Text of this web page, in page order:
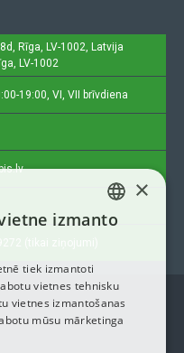
Rīga, LV-1002, Latvija
LV-1002
19:00, VI, VII brīvdiena
(tikai ziņojumi)
LATVIAN
ENGLISH
×
izmanto
tiek izmantoti
vietnes tehnisku
vietnes izmantošanas
mūsu mārketinga